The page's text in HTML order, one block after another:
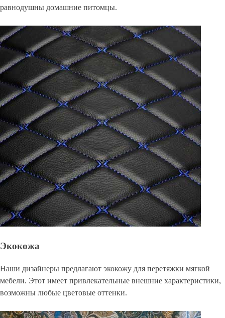
равнодушны домашние питомцы.
Экокожа
Наши дизайнеры предлагают экокожу для перетяжки мягкой
мебели. Этот имеет привлекательные внешние характеристики,
возможны любые цветовые оттенки.